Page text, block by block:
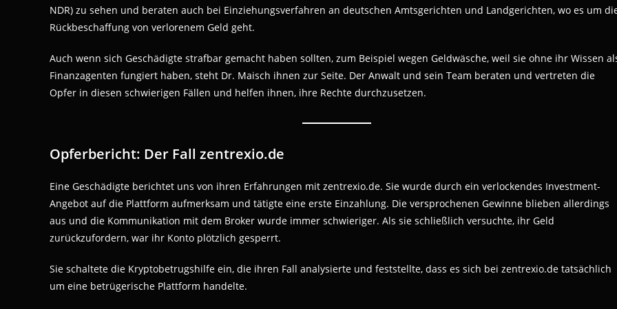
NDR) zu sehen und beraten auch bei Einziehungsverfahren an deutschen Amtsgerichten und Landgerichten, wo es um
Rückbeschaffung von verlorenem Geld geht.
Auch wenn sich Geschädigte strafbar gemacht haben sollten, zum Beispiel wegen Geldwäsche, weil sie ohne ihr Wissen
Finanzagenten fungiert haben, steht Dr. Maisch ihnen zur Seite. Der Anwalt und sein Team beraten und vertreten die
Opfer in diesen schwierigen Fällen und helfen ihnen, ihre Rechte durchzusetzen.
Opferbericht: Der Fall zentrexio.de
Eine Geschädigte berichtet uns von ihren Erfahrungen mit zentrexio.de. Sie wurde durch ein verlockendes Investment-
Angebot auf die Plattform aufmerksam und tätigte eine erste Einzahlung. Die versprochenen Gewinne blieben allerdings
aus und die Kommunikation mit dem Broker wurde immer schwieriger. Als sie schließlich versuchte, ihr Geld
zurückzufordern, war ihr Konto plötzlich gesperrt.
Sie schaltete die Kryptobetrugshilfe ein, die ihren Fall analysierte und feststellte, dass es sich bei zentrexio.de tatsächlich
um eine betrügerische Plattform handelte.